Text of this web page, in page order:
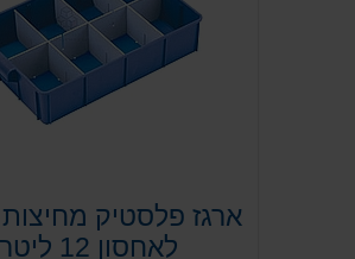
ארגז פלסטיק
לאחסון 12 ליטר